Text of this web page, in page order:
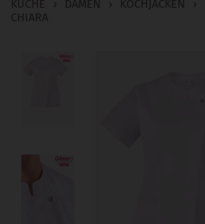
KÜCHE › DAMEN › KOCHJACKEN ›
CHIARA